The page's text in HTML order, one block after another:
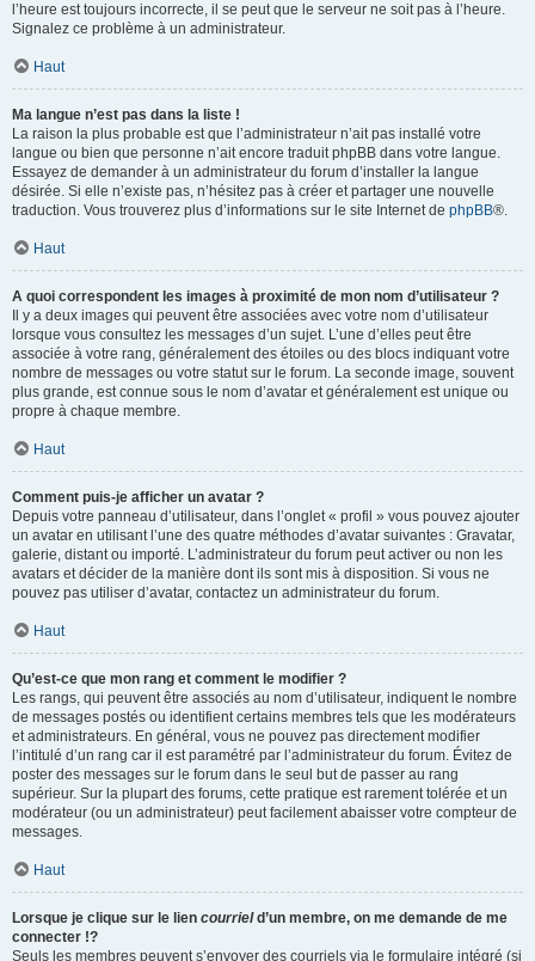
l’heure est toujours incorrecte, il se peut que le serveur ne soit pas à l’heure.
Signalez ce problème à un administrateur.
Haut
Ma langue n’est pas dans la liste !
La raison la plus probable est que l’administrateur n’ait pas installé votre
langue ou bien que personne n’ait encore traduit phpBB dans votre langue.
Essayez de demander à un administrateur du forum d’installer la langue
désirée. Si elle n’existe pas, n’hésitez pas à créer et partager une nouvelle
traduction. Vous trouverez plus d’informations sur le site Internet de phpBB®.
Haut
A quoi correspondent les images à proximité de mon nom d’utilisateur ?
Il y a deux images qui peuvent être associées avec votre nom d’utilisateur
lorsque vous consultez les messages d’un sujet. L’une d’elles peut être
associée à votre rang, généralement des étoiles ou des blocs indiquant votre
nombre de messages ou votre statut sur le forum. La seconde image, souvent
plus grande, est connue sous le nom d’avatar et généralement est unique ou
propre à chaque membre.
Haut
Comment puis-je afficher un avatar ?
Depuis votre panneau d’utilisateur, dans l’onglet « profil » vous pouvez ajouter
un avatar en utilisant l’une des quatre méthodes d’avatar suivantes : Gravatar,
galerie, distant ou importé. L’administrateur du forum peut activer ou non les
avatars et décider de la manière dont ils sont mis à disposition. Si vous ne
pouvez pas utiliser d’avatar, contactez un administrateur du forum.
Haut
Qu’est-ce que mon rang et comment le modifier ?
Les rangs, qui peuvent être associés au nom d’utilisateur, indiquent le nombre
de messages postés ou identifient certains membres tels que les modérateurs
et administrateurs. En général, vous ne pouvez pas directement modifier
l’intitulé d’un rang car il est paramétré par l’administrateur du forum. Évitez de
poster des messages sur le forum dans le seul but de passer au rang
supérieur. Sur la plupart des forums, cette pratique est rarement tolérée et un
modérateur (ou un administrateur) peut facilement abaisser votre compteur de
messages.
Haut
Lorsque je clique sur le lien courrield’un membre, on me demande de me
connecter !?
Seuls les membres peuvent s’envoyer des courriels via le formulaire intégré (si